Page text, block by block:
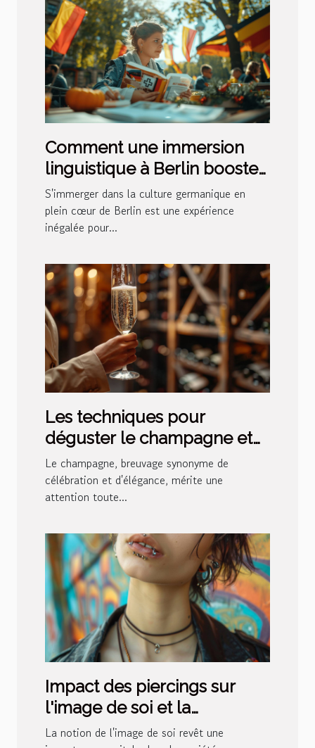
Comment une immersion
linguistique à Berlin booste
votre apprentissage de
l'allemand
S'immerger dans la culture germanique en
plein cœur de Berlin est une expérience
inégalée pour...
Les techniques pour
déguster le champagne et
reconnaître ses nuances
Le champagne, breuvage synonyme de
célébration et d'élégance, mérite une
attention toute...
Impact des piercings sur
l'image de soi et la
confiance personnelle
La notion de l'image de soi revêt une